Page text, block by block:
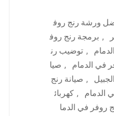
ورشة رنج روف
, برمجة رنج روف
, توضيب رن
في الدمام , صيا
, صيانة رنج
الدمام , كهربائ
روفر في الدما